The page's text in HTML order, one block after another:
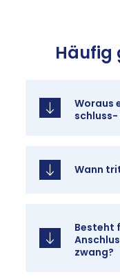
Häu­fig
Wor­aus
schluss-
Wann
Be­steht
zwang?